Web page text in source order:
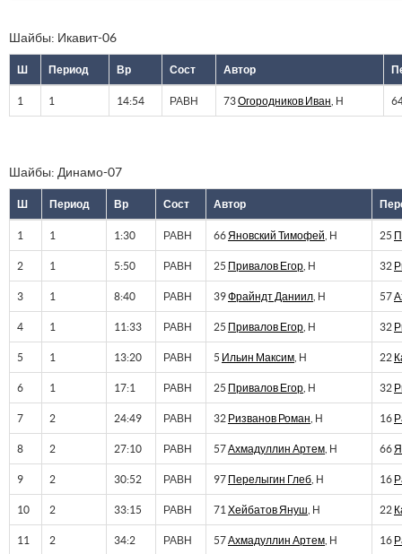
Шайбы: Икавит-06
Ш Период Вр Сост Автор
1 1 14:54 РАВН 73Огородников Иван , Н
Шайбы: Динамо-07
Ш Период Вр Сост Автор
1 1 1:30 РАВН 66 Яновский Тимофей , Н 25
2 1 5:50 РАВН 25 Привалов Егор , Н 32
3 1 8:40 РАВН 39Фрайндт Даниил , Н 57
4 1 11:33 РАВН 25 Привалов Егор , Н 32
5 1 13:20 РАВН 5 Ильин Максим , Н 22
6 1 17:1 РАВН 25 Привалов Егор , Н 32
7 2 24:49 РАВН 32 Ризванов Роман , Н 16
8 2 27:10 РАВН 57Ахмадуллин Артем , Н 66
9 2 30:52 РАВН 97 Перелыгин Глеб , Н 16
10 2 33:15 РАВН 71 Хейбатов Януш , Н 22
11 2 34:2 РАВН 57Ахмадуллин Артем , Н 16